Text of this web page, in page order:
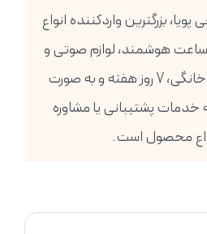
بزرگترین واردکننده انواع
هوشمند، لوازم صوتی و
تصویری و انواع لوازم خانگی، 7 روز هفته و به صورت
خدمات پشتیبانی یا مشاوره
محصول است.